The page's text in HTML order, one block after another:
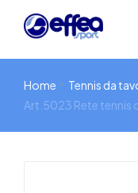
Home Tennis da
Art.5023 Rete tennis